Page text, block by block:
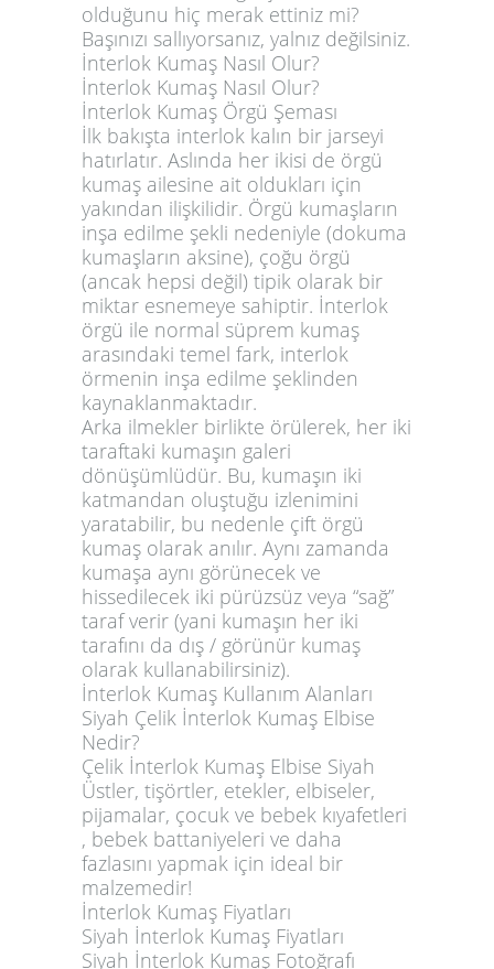
olduğunu hiç merak ettiniz mi?
Başınızı sallıyorsanız, yalnız değilsiniz.
İnterlok Kumaş Nasıl Olur?
İnterlok Kumaş Nasıl Olur?
İnterlok Kumaş Örgü Şeması
İlk bakışta interlok kalın bir jarseyi
hatırlatır. Aslında her ikisi de örgü
kumaş ailesine ait oldukları için
yakından ilişkilidir. Örgü kumaşların
inşa edilme şekli nedeniyle (dokuma
kumaşların aksine), çoğu örgü
(ancak hepsi değil) tipik olarak bir
miktar esnemeye sahiptir. İnterlok
örgü ile normal süprem kumaş
arasındaki temel fark, interlok
örmenin inşa edilme şeklinden
kaynaklanmaktadır.
Arka ilmekler birlikte örülerek, her iki
taraftaki kumaşın galeri
dönüşümlüdür. Bu, kumaşın iki
katmandan oluştuğu izlenimini
yaratabilir, bu nedenle çift örgü
kumaş olarak anılır. Aynı zamanda
kumaşa aynı görünecek ve
hissedilecek iki pürüzsüz veya “sağ”
taraf verir (yani kumaşın her iki
tarafını da dış / görünür kumaş
olarak kullanabilirsiniz).
İnterlok Kumaş Kullanım Alanları
Siyah Çelik İnterlok Kumaş Elbise
Nedir?
Çelik İnterlok Kumaş Elbise Siyah
Üstler, tişörtler, etekler, elbiseler,
pijamalar, çocuk ve bebek kıyafetleri
, bebek battaniyeleri ve daha
fazlasını yapmak için ideal bir
malzemedir!
İnterlok Kumaş Fiyatları
Siyah İnterlok Kumaş Fiyatları
Siyah İnterlok Kumaş Fotoğrafı